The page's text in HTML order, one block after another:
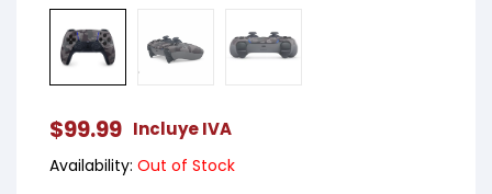
$99.99 Incluye IVA
Availability: Out of Stock